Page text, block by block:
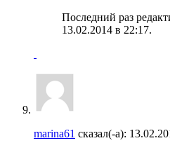
Последний раз
13.02.2014 в 22:17.
marina61 сказал(-а):